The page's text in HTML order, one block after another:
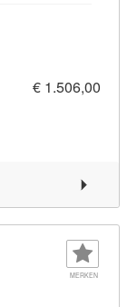
€ 1.506,00
MERKEN